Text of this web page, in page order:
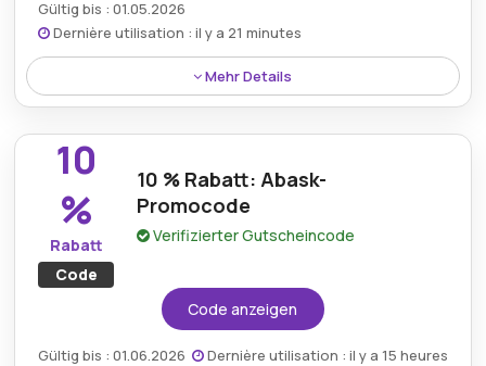
Gültig bis : 01.05.2026
Dernière utilisation : il y a 21 minutes
Mehr Details
Bei Verwendung eines Abask-Gutscheins ist bei allen
Bestellungen der kostenlose Versand inbegriffen,
was das Einkaufserlebnis steigert.
10
%
Rabatt
Code
10 % Rabatt: Abask-
Promocode
Verifizierter Gutscheincode
Code anzeigen
Gültig bis : 01.06.2026 Dernière utilisation : il y a 15 heures